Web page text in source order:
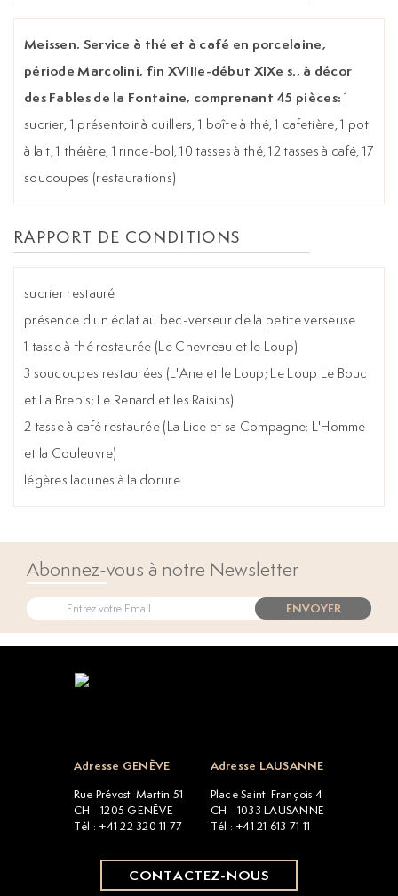
Meissen. Service à thé et à café en porcelaine,
période Marcolini, fin XVIIIe-début XIXe s., à décor
des Fables de la Fontaine, comprenant 45 pièces: 1
sucrier, 1 présentoir à cuillers, 1 boîte à thé, 1 cafetière, 1 pot
à lait, 1 théière, 1 rince-bol, 10 tasses à thé, 12 tasses à café, 17
soucoupes (restaurations)
RAPPORT DE CONDITIONS
sucrier restauré
présence d'un éclat au bec-verseur de la petite verseuse
1 tasse à thé restaurée (Le Chevreau et le Loup)
3 soucoupes restaurées (L'Ane et le Loup; Le Loup Le Bouc
et La Brebis; Le Renard et les Raisins)
2 tasse à café restaurée (La Lice et sa Compagne; L'Homme
et la Couleuvre)
légères lacunes à la dorure
Abonnez-vous à notre Newsletter
ENVOYER
Adresse GENÈVE
Rue Prévost-Martin 51
CH - 1205 GENÈVE
Tél : +41 22 320 11 77
Adresse LAUSANNE
Place Saint-François 4
CH - 1033 LAUSANNE
Tél : +41 21 613 71 11
CONTACTEZ-NOUS